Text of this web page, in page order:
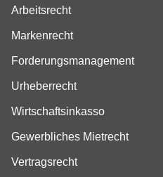
Arbeitsrecht
Markenrecht
Forderungsmanagement
Urheberrecht
Wirtschaftsinkasso
Gewerbliches Mietrecht
Vertragsrecht